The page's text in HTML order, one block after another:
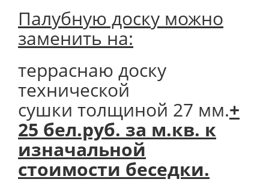
Палубную доску можно
заменить на:
терраснаю доску
технической
сушки толщиной 27 мм.+
25 бел.руб. за м.кв. к
изначальной
стоимости беседки.